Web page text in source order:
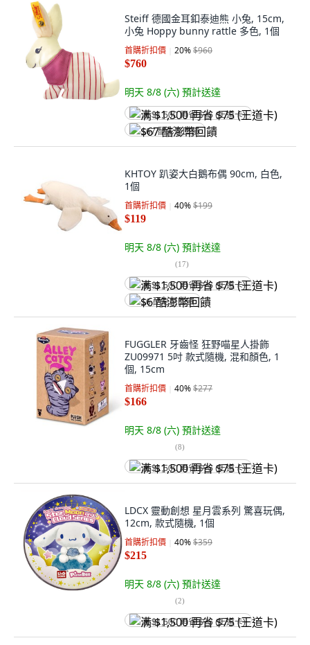
Steiff 德國金耳釦泰迪熊 小兔, 15cm,
小兔 Hoppy bunny rattle 多色, 1個
首購折扣價 20%$960
$760
明天 8/8 (六) 預計送達
满 $1,500 再省 $75 (王道卡)
$67 酷澎幣回饋
KHTOY 趴姿大白鵝布偶 90cm, 白色,
1個
首購折扣價 40%$199
$119
明天 8/8 (六) 預計送達
(17)
满 $1,500 再省 $75 (王道卡)
$6 酷澎幣回饋
FUGGLER 牙齒怪 狂野喵星人掛飾
ZU09971 5吋 款式隨機, 混和顏色, 1
個, 15cm
首購折扣價 40%$277
$166
明天 8/8 (六) 預計送達
(8)
满 $1,500 再省 $75 (王道卡)
LDCX 靈動創想 星月雲系列 驚喜玩偶,
12cm, 款式隨機, 1個
首購折扣價 40%$359
$215
明天 8/8 (六) 預計送達
(2)
满 $1,500 再省 $75 (王道卡)